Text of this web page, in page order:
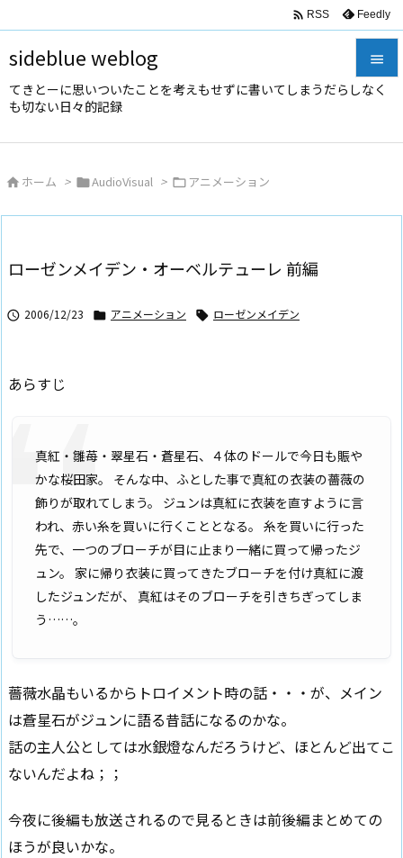
sideblue weblog
てきとーに思いついたことを考えもせずに書いてしまうだらしなく
も切ない日々的記録



 RSS Feedly
 ホーム > AudioVisual > アニメーション
ローゼンメイデン・オーベルテューレ 前編
 2006/12/23  アニメーション  ローゼンメイデン
あらすじ
真紅・雛苺・翠星石・蒼星石、４体のドールで今日も賑や
かな桜田家。 そんな中、ふとした事で真紅の衣装の薔薇の
飾りが取れてしまう。 ジュンは真紅に衣装を直すように言
われ、赤い糸を買いに行くこととなる。 糸を買いに行った
先で、一つのブローチが目に止まり一緒に買って帰ったジ
ュン。 家に帰り衣装に買ってきたブローチを付け真紅に渡
したジュンだが、 真紅はそのブローチを引きちぎってしま
う……。
薔薇水晶もいるからトロイメント時の話・・・が、メイン
は蒼星石がジュンに語る昔話になるのかな。
話の主人公としては水銀燈なんだろうけど、ほとんど出てこ
ないんだよね；；
今夜に後編も放送されるので見るときは前後編まとめての
ほうが良いかな。